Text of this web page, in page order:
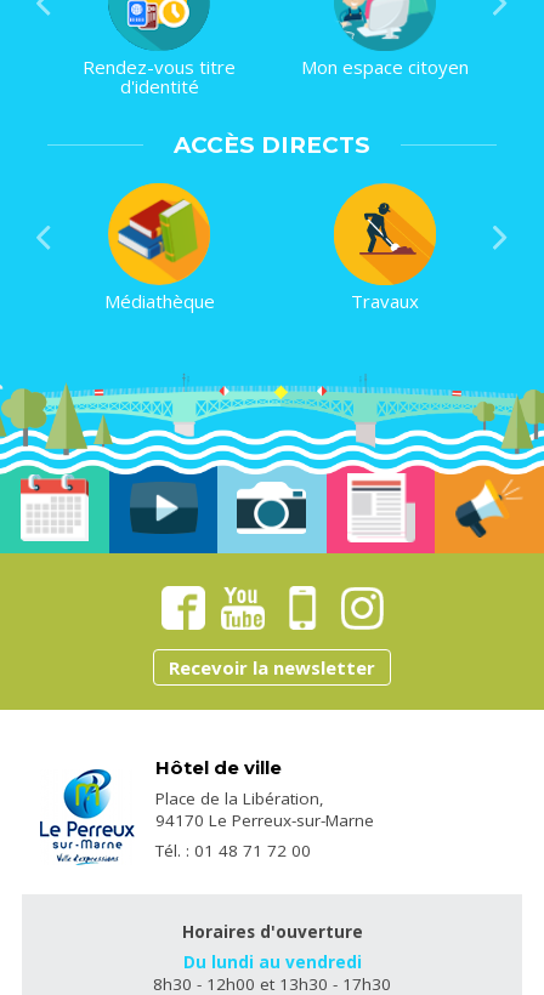
Rendez-vous titre
d'identité
Mon espace citoyen
Seniors : activités et
sorties
Toutes mes démarches
ACCÈS DIRECTS
Médiathèque Travaux
Piscine
Menus de cantine et
Recevoir la newsletter
Hôtel de ville
Place de la Libération,
94170 Le Perreux-sur-Marne
Tél. : 01 48 71 72 00
Horaires d'ouverture
Du lundi au vendredi
8h30 - 12h00 et 13h30 - 17h30